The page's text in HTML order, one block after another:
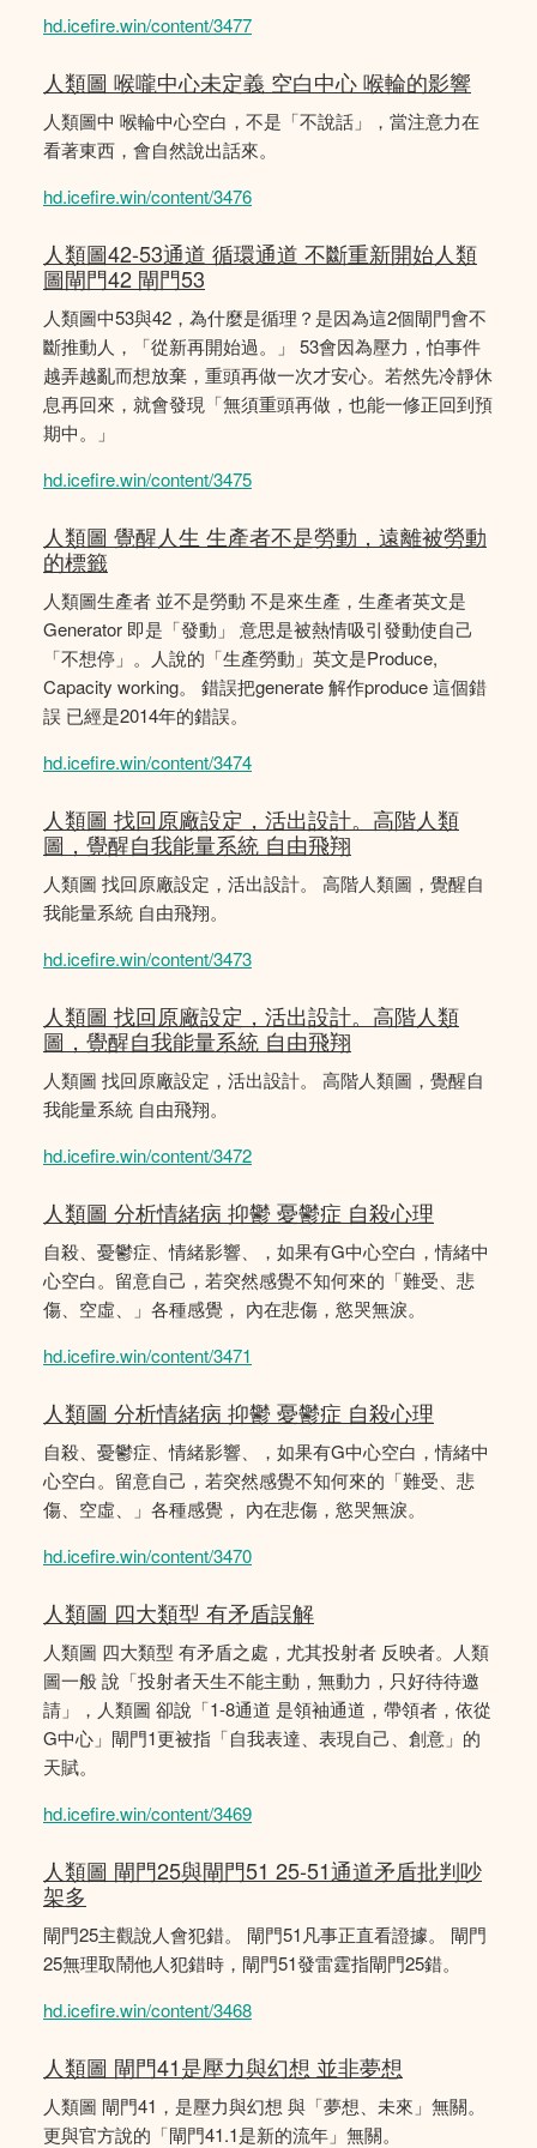
hd.icefire.win/content/3477
人類圖 喉嚨中心未定義 空白中心 喉輪的影響
人類圖中 喉輪中心空白，不是「不說話」，當注意力在
看著東西，會自然說出話來。
hd.icefire.win/content/3476
人類圖42-53通道 循環通道 不斷重新開始人類
圖閘門42 閘門53
人類圖中53與42，為什麼是循理？是因為這2個閘門會不
斷推動人，「從新再開始過。」 53會因為壓力，怕事件
越弄越亂而想放棄，重頭再做一次才安心。若然先冷靜休
息再回來，就會發現「無須重頭再做，也能一修正回到預
期中。」
hd.icefire.win/content/3475
人類圖 覺醒人生 生產者不是勞動，遠離被勞動
的標籤
人類圖生產者 並不是勞動 不是來生產，生產者英文是
Generator 即是「發動」 意思是被熱情吸引發動使自己
「不想停」。人說的「生產勞動」英文是Produce,
Capacity working。 錯誤把generate 解作produce 這個錯
誤 已經是2014年的錯誤。
hd.icefire.win/content/3474
人類圖 找回原廠設定，活出設計。高階人類
圖，覺醒自我能量系統 自由飛翔
人類圖 找回原廠設定，活出設計。 高階人類圖，覺醒自
我能量系統 自由飛翔。
hd.icefire.win/content/3473
人類圖 找回原廠設定，活出設計。高階人類
圖，覺醒自我能量系統 自由飛翔
人類圖 找回原廠設定，活出設計。 高階人類圖，覺醒自
我能量系統 自由飛翔。
hd.icefire.win/content/3472
人類圖 分析情緒病 抑鬱 憂鬱症 自殺心理
自殺、憂鬱症、情緒影響、，如果有G中心空白，情緒中
心空白。留意自己，若突然感覺不知何來的「難受、悲
傷、空虛、」各種感覺， 內在悲傷，慾哭無淚。
hd.icefire.win/content/3471
人類圖 分析情緒病 抑鬱 憂鬱症 自殺心理
自殺、憂鬱症、情緒影響、，如果有G中心空白，情緒中
心空白。留意自己，若突然感覺不知何來的「難受、悲
傷、空虛、」各種感覺， 內在悲傷，慾哭無淚。
hd.icefire.win/content/3470
人類圖 四大類型 有矛盾誤解
人類圖 四大類型 有矛盾之處，尤其投射者 反映者。人類
圖一般 說「投射者天生不能主動，無動力，只好待待邀
請」，人類圖 卻說「1-8通道 是領袖通道，帶領者，依從
G中心」閘門1更被指「自我表達、表現自己、創意」的
天賦。
hd.icefire.win/content/3469
人類圖 閘門25與閘門51 25-51通道矛盾批判吵
架多
閘門25主觀說人會犯錯。 閘門51凡事正直看證據。 閘門
25無理取鬧他人犯錯時，閘門51發雷霆指閘門25錯。
hd.icefire.win/content/3468
人類圖 閘門41是壓力與幻想 並非夢想
人類圖 閘門41，是壓力與幻想 與「夢想、未來」無關。
更與官方說的「閘門41.1是新的流年」無關。